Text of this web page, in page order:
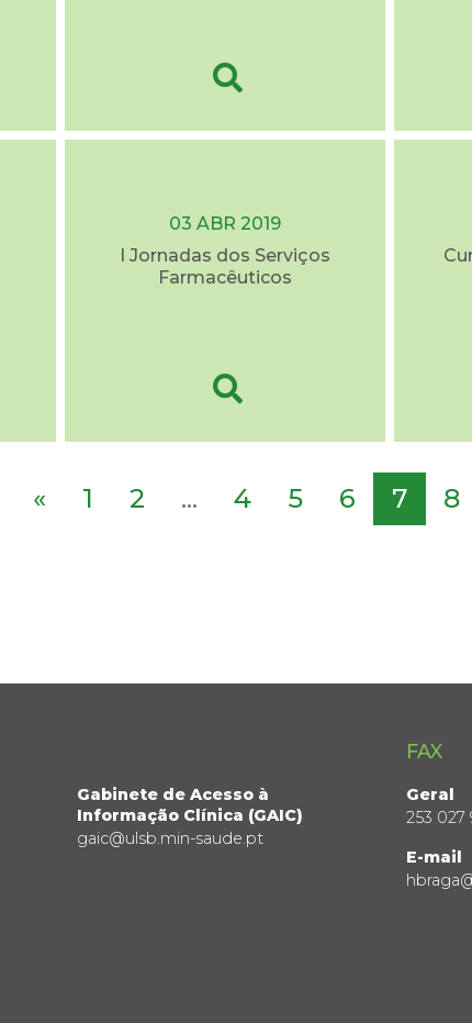
03 ABR 2019
I Jornadas dos Serviços
Farmacêuticos
« 1 2 ... 4 5 6 7 8
Gabinete de Acesso à
Informação Clínica (GAIC)
gaic@ulsb.min-saude.pt
FAX
Geral
253 027
E-mail